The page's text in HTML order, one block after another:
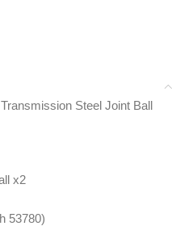
Steel Joint Ball
x2
53780)